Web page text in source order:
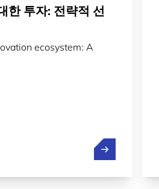
한 투자: 전략적 선
ecosystem: A
혁신 생태계에